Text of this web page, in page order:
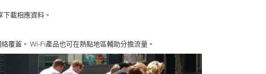
載相應資料。
覆蓋。 Wi-Fi產品也可在熱點地區輔助分擔流量。